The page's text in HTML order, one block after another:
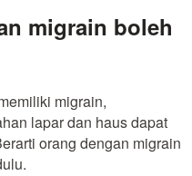
migrain boleh
migrain,
lapar dan haus dapat
orang dengan migrain